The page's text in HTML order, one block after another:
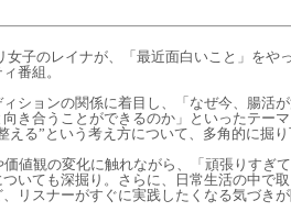
子のレイナが、「最近面白いこと」をや
番組。
ションの関係に着目し、「なぜ今、腸活
き合うことができるのか」といったテー
る”という考え方について、多角的に掘り
値観の変化に触れながら、「頑張りすぎ
いても深掘り。さらに、日常生活の中で
リスナーがすぐに実践したくなる気づき